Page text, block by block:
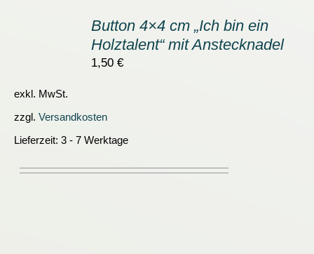
Button 4×4 cm „Ich bin ein
Holztalent“ mit Anstecknadel
1,50€
exkl. MwSt.
zzgl. Versandkosten
Lieferzeit: 3 - 7 Werktage